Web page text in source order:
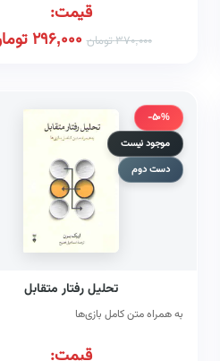
قیمت:
370,000تومان 296,000
-50%
موجود نیست
دست دوم
تحلیل رفتار متقابل
به همراه متن کامل بازی‌ها